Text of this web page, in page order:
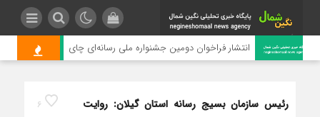
انتشار فراخوان دومین جشنواره ملی رسانه‌ای چای
6
رئیس سازمان بسیج رسانه استان گیلان: روایت